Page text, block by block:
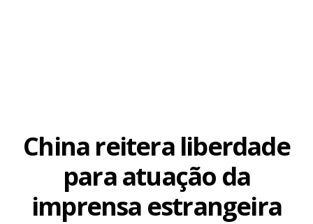
China reitera liberdade
para atuação da
imprensa estrangeira